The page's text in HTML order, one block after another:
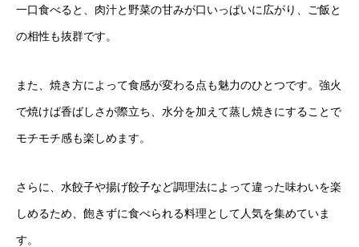
一口食べると、肉汁と野菜の甘みが口いっぱいに広がり、ご飯と
の相性も抜群です。
また、焼き方によって食感が変わる点も魅力のひとつです。強火
で焼けば香ばしさが際立ち、水分を加えて蒸し焼きにすることで
モチモチ感も楽しめます。
さらに、水餃子や揚げ餃子など調理法によって違った味わいを楽
しめるため、飽きずに食べられる料理として人気を集めていま
す。